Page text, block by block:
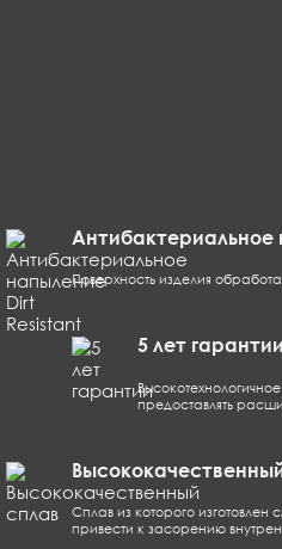
Антибактериальное
Поверхность изделия
5 лет гарантии
предоставлять
Сплав из которого
привести к засорению